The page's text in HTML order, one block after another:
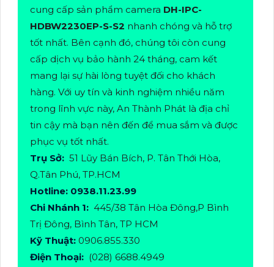
cung cấp sản phẩm camera DH-IPC-
HDBW2230EP-S-S2 nhanh chóng và hỗ trợ
tốt nhất. Bên cạnh đó, chúng tôi còn cung
cấp dịch vụ bảo hành 24 tháng, cam kết
mang lại sự hài lòng tuyệt đối cho khách
hàng. Với uy tín và kinh nghiệm nhiều năm
trong lĩnh vực này, An Thành Phát là địa chỉ
tin cậy mà bạn nên đến để mua sắm và được
phục vụ tốt nhất.
Trụ Sở: 51 Lũy Bán Bích, P. Tân Thới Hòa,
Q.Tân Phú, TP.HCM
Hotline: 0938.11.23.99
Chi Nhánh 1: 445/38 Tân Hòa Đông,P Bình
Trị Đông, Bình Tân, TP HCM
Kỹ Thuật: 0906.855.330
Điện Thoại: (028) 6688.4949